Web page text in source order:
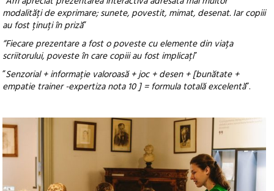
modalități de exprimare; sunete, povestit, mimat, desenat. Iar copiii
au fost ținuți în priză”
”Fiecare prezentare a fost o poveste cu elemente din viața
scriitorului, poveste în care copiii au fost implicați”
”Senzorial + informație valoroasă + joc + desen + [bunătate +
empatie trainer -expertiza nota 10 ] = formula totală excelentă”.